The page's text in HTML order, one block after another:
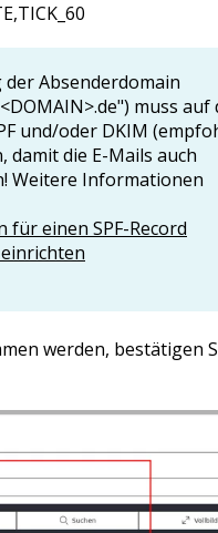
Absenderdomain
muss auf
und/oder DKIM
damit die E-Mails auch
Weitere Informationen
einen SPF-Record
werden, bestätigen